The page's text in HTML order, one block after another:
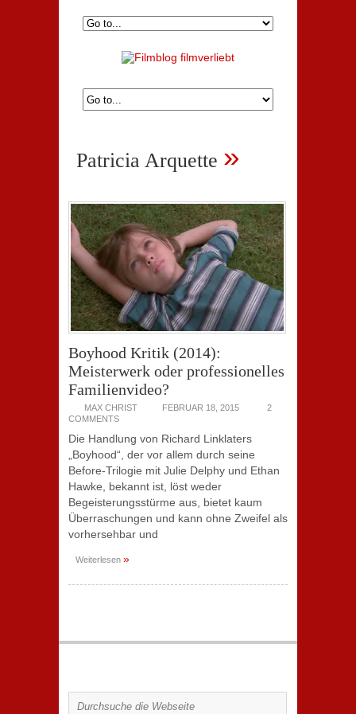
Patricia Arquette »
Boyhood Kritik (2014):
Meisterwerk oder professionelles
Familienvideo?
MAX CHRIST FEBRUAR 18, 2015
2
COMMENTS
Die Handlung von Richard Linklaters
„Boyhood“, der vor allem durch seine
Before-Trilogie mit Julie Delphy und Ethan
Hawke, bekannt ist, löst weder
Begeisterungsstürme aus, bietet kaum
Überraschungen und kann ohne Zweifel als
vorhersehbar und
Weiterlesen »